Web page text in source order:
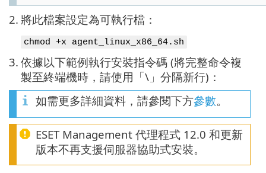
2. 將此檔案設定為可執行檔：
chmod +x agent_linux_x86_64.sh
3. 依據以下範例執行安裝指令碼 (將完整命令複
製至終端機時，請使用「\」分隔新行)：
如需更多詳細資料，請參閱下方參數。
ESET Management 代理程式 12.0 和更新
版本不再支援伺服器協助式安裝。